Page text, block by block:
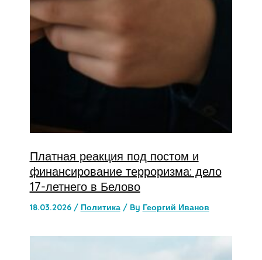
Платная реакция под постом и
финансирование терроризма: дело
17-летнего в Белово
18.03.2026 / Политика/ By Георгий Иванов